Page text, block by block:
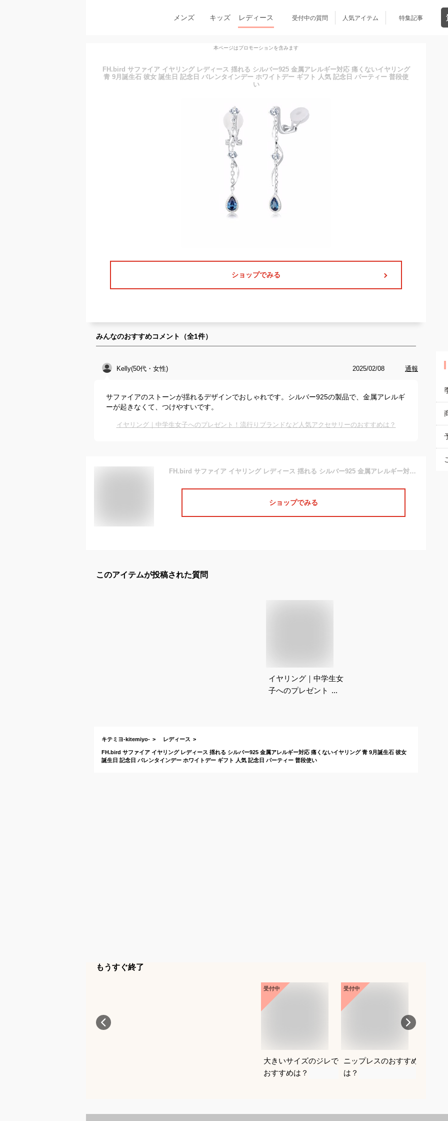
メンズ キッズ レディース 受付中の質問 人気アイテム 特集記事
本ページはプロモーションを含みます
FH.bird サファイア イヤリング レディース 揺れる シルバー925 金属アレルギー対応 痛くないイヤリング
青 9月誕生石 彼女 誕生日 記念日 バレンタインデー ホワイトデー ギフト 人気 記念日 パーティー 普段使
い
ショップでみる
みんなのおすすめコメント（全1件）
Kelly(50代・女性) 2025/02/08 通報
サファイアのストーンが揺れるデザインでおしゃれです。シルバー925の製品で、金属アレルギ
ーが起きなくて、つけやすいです。
イヤリング｜中学生女子へのプレゼント！流行りブランドなど人気アクセサリーのおすすめは？
FH.bird サファイア イヤリング レディース 揺れる シルバー925 金属アレルギー対応 痛くないイヤリング 青 9月誕生石 彼女 誕生日 記念日 バレンタインデー ホワイトデー ギフト 人気 記念日 パーティー 普段使い
ショップでみる
このアイテムが投稿された質問
イヤリング｜中学生女
子へのプレゼント！流
キテミヨ-kitemiyo- レディース
FH.bird サファイア イヤリング レディース 揺れる シルバー925 金属アレルギー対応 痛くないイヤリング 青 9月誕生石 彼女
誕生日 記念日 バレンタインデー ホワイトデー ギフト 人気 記念日 パーティー 普段使い
もうすぐ終了
受付中
大きいサイズのジレで
おすすめは？
受付中
ニップレスのおすすめ
は？